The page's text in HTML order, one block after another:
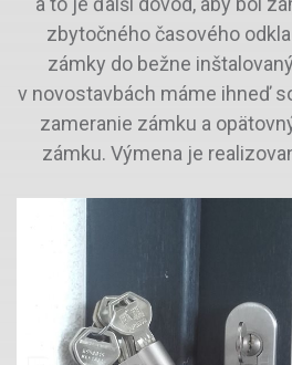
zbytočného časového
zámky do bežne
v novostavbách máme ihneď
zameranie zámku a
zámku. Výmena je